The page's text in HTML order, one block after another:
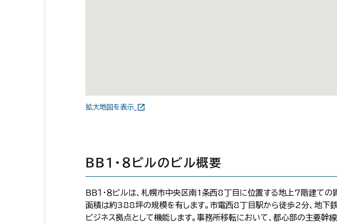
拡大地図を表示
ＢＢ１・８ビルのビル概要
ＢＢ１・８ビルは、札幌市中央区南1条西8丁目に位置する地上7階建
面積は約388坪の規模を有します。市電西8丁目駅から徒歩2分、地下
ビジネス拠点として機能します。事務所移転において、都心部の主要